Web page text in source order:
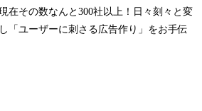
在その数なんと300社以上！日々刻々と変
「ユーザーに刺さる広告作り」をお手伝